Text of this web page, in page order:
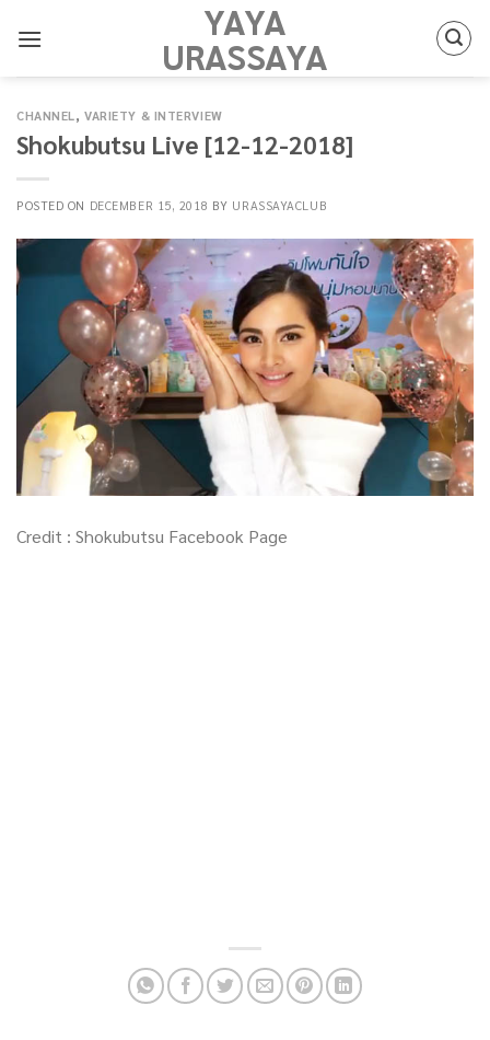
YAYA
URASSAYA
CHANNEL,VARIETY & INTERVIEW
Shokubutsu Live [12-12-2018]
POSTED ON DECEMBER 15, 2018 BY URASSAYACLUB
Credit : Shokubutsu Facebook Page